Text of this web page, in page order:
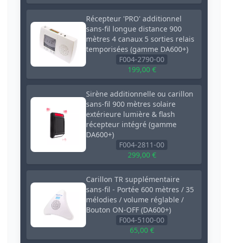
Récepteur 'PRO' additionnel
sans-fil longue distance 900
mètres 4 canaux 5 sorties relais
temporisées (gamme DA600+)
F004-2790-00
199,00 €
Sirène additionnelle ou carillon
sans-fil 900 mètres solaire
extérieure lumière & flash
récepteur intégré (gamme
DA600+)
F004-2811-00
299,00 €
Carillon TR supplémentaire
sans-fil - Portée 600 mètres / 35
mélodies / volume réglable /
Bouton ON-OFF (DA600+)
F004-5100-00
65,00 €